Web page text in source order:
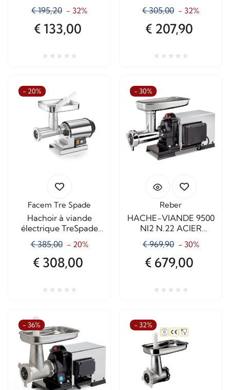
€ 195,20 - 32%
€ 133,00
€ 305,00 - 32%
€ 207,90
- 20%
Facem Tre Spade
Hachoir à viande
électrique TreSpade
€ 385,00 - 20%
€ 308,00
- 30%
Reber
HACHE-VIANDE 9500
NI2 N.22 ACIER
1200watt
€ 969,90 - 30%
€ 679,00
- 36% - 32%